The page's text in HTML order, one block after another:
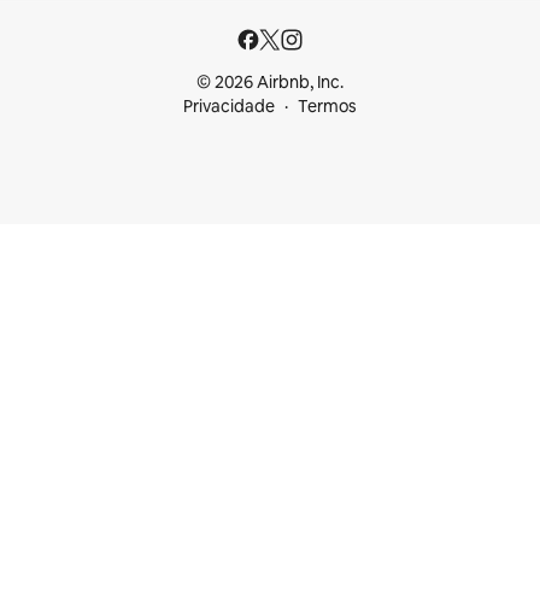
© 2026 Airbnb, Inc.
Privacidade
Termos